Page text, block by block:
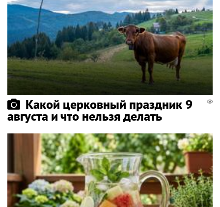
Какой церковный праздник 9
августа и что нельзя делать